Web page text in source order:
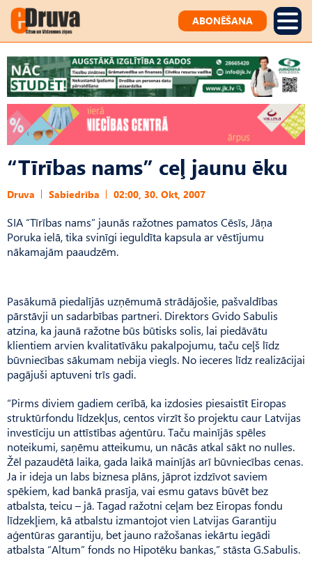
ABONĒŠANA
“Tīrības nams” ceļ jaunu ēku
Druva Sabiedrība 02:00, 30. Okt, 2007
SIA “Tīrības nams” jaunās ražotnes pamatos Cēsīs, Jāņa
Poruka ielā, tika svinīgi ieguldīta kapsula ar vēstījumu
nākamajām paaudzēm.
Pasākumā piedalījās uzņēmumā strādājošie, pašvaldības
pārstāvji un sadarbības partneri. Direktors Gvido Sabulis
atzina, ka jaunā ražotne būs būtisks solis, lai piedāvātu
klientiem arvien kvalitatīvāku pakalpojumu, taču ceļš līdz
būvniecības sākumam nebija viegls. No ieceres līdz realizācijai
pagājuši aptuveni trīs gadi.
“Pirms diviem gadiem cerībā, ka izdosies piesaistīt Eiropas
struktūrfondu līdzekļus, centos virzīt šo projektu caur Latvijas
investīciju un attīstības aģentūru. Taču mainījās spēles
noteikumi, saņēmu atteikumu, un nācās atkal sākt no nulles.
Žēl pazaudētā laika, gada laikā mainījās arī būvniecības cenas.
Ja ir ideja un labs biznesa plāns, jāprot izdzīvot saviem
spēkiem, kad bankā prasīja, vai esmu gatavs būvēt bez
atbalsta, teicu – jā. Tagad ražotni ceļam bez Eiropas fondu
līdzekļiem, kā atbalstu izmantojot vien Latvijas Garantiju
aģentūras garantiju, bet jauno ražošanas iekārtu iegādi
atbalsta “Altum” fonds no Hipotēku bankas,” stāsta G.Sabulis.